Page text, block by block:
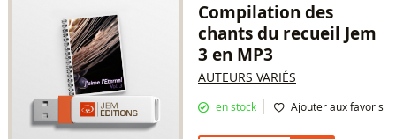
Compilation des
chants du recueil Jem
3 en MP3
AUTEURS VARIÉS
en stock Ajouter aux favoris